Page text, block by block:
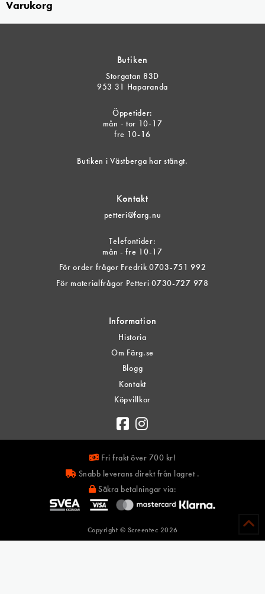
Varukorg
Butiken
Storgatan 83D
953 31 Haparanda
Öppetider:
mån - tor 10-17
fre 10-16
Butiken i Västberga har stängt.
Kontakt
petteri@farg.nu
Telefontider:
mån - fre 10-17
För order frågor Fredrik 0703-751 992
För materialfrågor Petteri 0730-727 978
Information
Historia
Om Färg.se
Blogg
Kontakt
Köpvillkor
Fri frakt över 700 kr!
Snabb leverans direkt från lagret .
Säkra betalningar via:
Copyright © Screentec 2026